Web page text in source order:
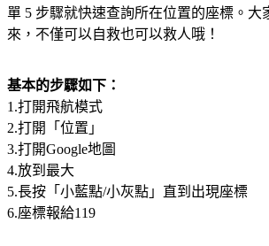
單 5 步驟就快速查詢所在位置的座標。大
來，不僅可以自救也可以救人哦！
基本的步驟如下：
1.打開飛航模式
2.打開「位置」
3.打開Google地圖
4.放到最大
5.長按「小藍點/小灰點」直到出現座標
6.座標報給119